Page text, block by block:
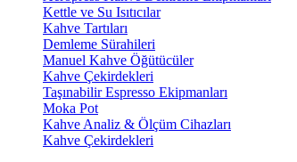
Kettle ve Su Isıtıcılar
Kahve Tartıları
Demleme Sürahileri
Manuel Kahve Öğütücüler
Kahve Çekirdekleri
Taşınabilir Espresso Ekipmanları
Moka Pot
Kahve Analiz & Ölçüm Cihazları
Kahve Çekirdekleri